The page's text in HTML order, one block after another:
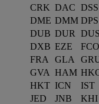
CRK DAC DSS
DME DMM DPS
DUB DUR
DUS
DXB EZE
FCO
FRA
GLA
GVA HAM
HKT ICN
IST
JED
JNB
KHI